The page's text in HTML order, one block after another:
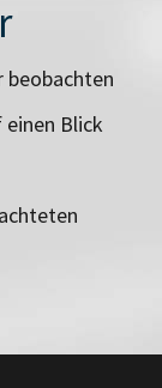
beobachten
Blick